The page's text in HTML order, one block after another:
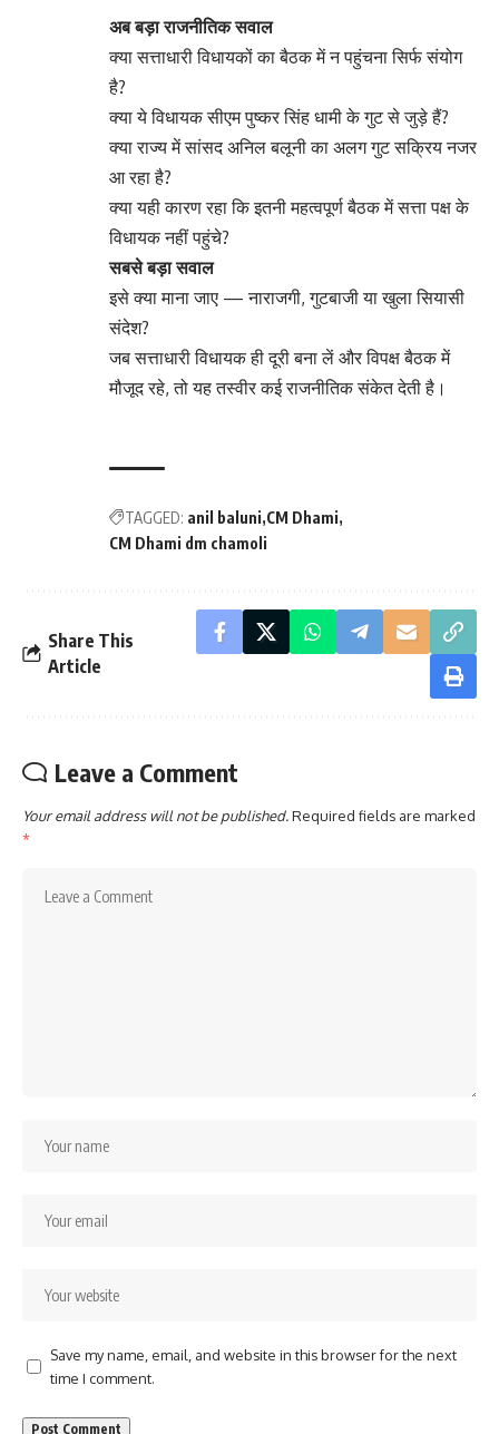
अब बड़ा राजनीतिक सवाल
क्या सत्ताधारी विधायकों का बैठक में न पहुंचना सिर्फ संयोग
है?
क्या ये विधायक सीएम पुष्कर सिंह धामी के गुट से जुड़े हैं?
क्या राज्य में सांसद अनिल बलूनी का अलग गुट सक्रिय नजर
आ रहा है?
क्या यही कारण रहा कि इतनी महत्वपूर्ण बैठक में सत्ता पक्ष के
विधायक नहीं पहुंचे?
सबसे बड़ा सवाल
इसे क्या माना जाए — नाराजगी, गुटबाजी या खुला सियासी
संदेश?
जब सत्ताधारी विधायक ही दूरी बना लें और विपक्ष बैठक में
मौजूद रहे, तो यह तस्वीर कई राजनीतिक संकेत देती है।
TAGGED: anil baluni CM Dhami
CM Dhami dm chamoli
Share This
Article
Leave a Comment
Your email address will not be published.Required fields are marked
*
Save my name, email, and website in this browser for the next
time I comment.